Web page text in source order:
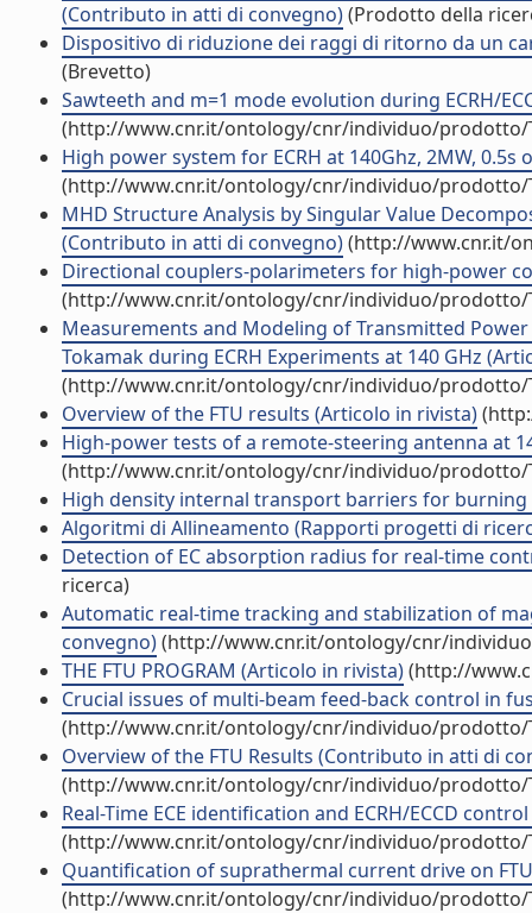
(Contributo in atti di convegno)(Prodotto della
Dispositivo di riduzione dei raggi di ritorno da un
(Brevetto)
Sawteeth and m=1 mode evolution during ECRH/
(http://www.cnr.it/ontology/cnr/individuo/prodotto/
High power system for ECRH at 140Ghz, 2MW,
(http://www.cnr.it/ontology/cnr/individuo/prodotto/
MHD Structure Analysis by Singular Value
(Contributo in atti di convegno)(http://www.cnr.it/
Directional couplers-polarimeters for high-power
(http://www.cnr.it/ontology/cnr/individuo/prodotto/
Measurements and Modeling of Transmitted
Tokamak during ECRH Experiments at 140 GHz
(http://www.cnr.it/ontology/cnr/individuo/prodotto/
Overview of the FTU results (Articolo in rivista)
High-power tests of a remote-steering antenna at
(http://www.cnr.it/ontology/cnr/individuo/prodotto/
High density internal transport barriers for
Algoritmi di Allineamento (Rapporti progetti di
Detection of EC absorption radius for real-time
ricerca)
Automatic real-time tracking and stabilization of
convegno)(http://www.cnr.it/ontology/cnr/
THE FTU PROGRAM (Articolo in rivista)(http://
Crucial issues of multi-beam feed-back control in
(http://www.cnr.it/ontology/cnr/individuo/prodotto/
Overview of the FTU Results (Contributo in atti di
(http://www.cnr.it/ontology/cnr/individuo/prodotto/
Real-Time ECE identification and ECRH/ECCD
(http://www.cnr.it/ontology/cnr/individuo/prodotto/
Quantification of suprathermal current drive on
(http://www.cnr.it/ontology/cnr/individuo/prodotto/